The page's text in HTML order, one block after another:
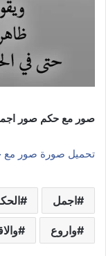
صور مع حكم صور اجمل
تحميل صورة صور مع
اجمل
واروع